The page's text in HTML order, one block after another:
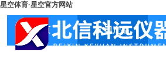
星空体育·星空官方网站
首页 公司产品